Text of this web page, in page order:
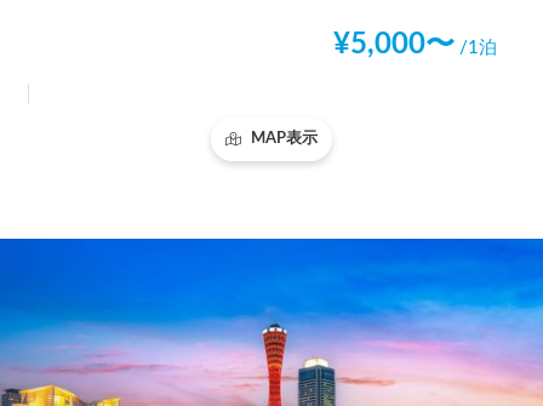
¥5,000〜 /1泊
MAP表示